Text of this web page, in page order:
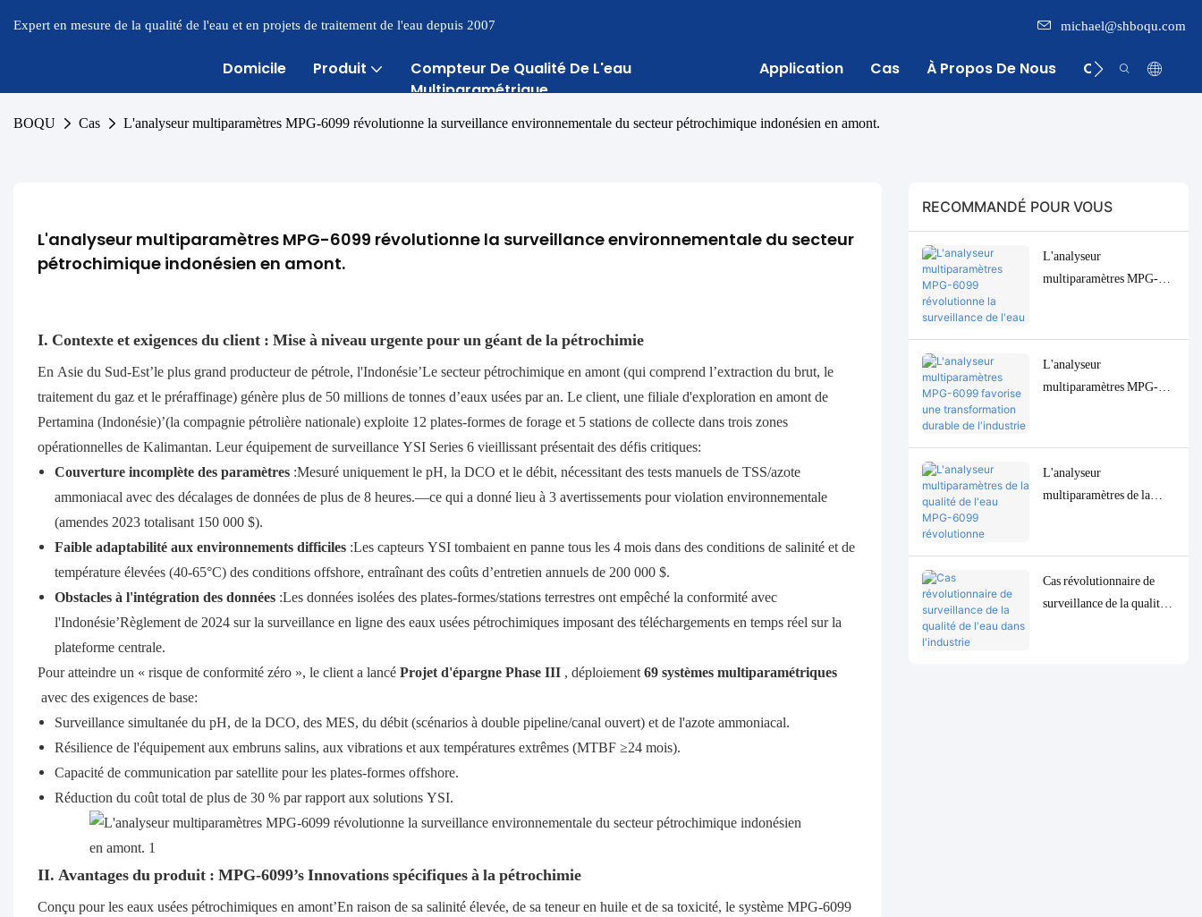
Expert en mesure de la qualité de l'eau et en projets de traitement de l'eau depuis 2007 michael@shboqu.com
Domicile Produit
Compteur De Qualité De L'eau
Multiparamétrique
Application Cas À Propos De Nous Centre
BOQU Cas L'analyseur multiparamètres MPG-6099 révolutionne la surveillance environnementale du secteur pétrochimique indonésien en amont.
L'analyseur multiparamètres MPG-6099 révolutionne la surveillance environnementale du secteur
pétrochimique indonésien en amont.
I. Contexte et exigences du client : Mise à niveau urgente pour un géant de la pétrochimie
En Asie du Sud-Est’le plus grand producteur de pétrole, l'Indonésie’Le secteur pétrochimique en amont (qui comprend l’extraction du brut, le
traitement du gaz et le préraffinage) génère plus de 50 millions de tonnes d’eaux usées par an. Le client, une filiale d'exploration en amont de
Pertamina (Indonésie)’(la compagnie pétrolière nationale) exploite 12 plates-formes de forage et 5 stations de collecte dans trois zones
opérationnelles de Kalimantan. Leur équipement de surveillance YSI Series 6 vieillissant présentait des défis critiques:
Couverture incomplète des paramètres :Mesuré uniquement le pH, la DCO et le débit, nécessitant des tests manuels de TSS/azote
ammoniacal avec des décalages de données de plus de 8 heures.—ce qui a donné lieu à 3 avertissements pour violation environnementale
(amendes 2023 totalisant 150 000 $).
Faible adaptabilité aux environnements difficiles :Les capteurs YSI tombaient en panne tous les 4 mois dans des conditions de salinité et de
température élevées (40-65°C) des conditions offshore, entraînant des coûts d’entretien annuels de 200 000 $.
Obstacles à l'intégration des données :Les données isolées des plates-formes/stations terrestres ont empêché la conformité avec
l'Indonésie’Règlement de 2024 sur la surveillance en ligne des eaux usées pétrochimiques imposant des téléchargements en temps réel sur la
plateforme centrale.
Pour atteindre un « risque de conformité zéro », le client a lancé Projet d'épargne Phase III , déploiement69 systèmes multiparamétriques
avec des exigences de base:
Surveillance simultanée du pH, de la DCO, des MES, du débit (scénarios à double pipeline/canal ouvert) et de l'azote ammoniacal.
Résilience de l'équipement aux embruns salins, aux vibrations et aux températures extrêmes (MTBF ≥24 mois).
Capacité de communication par satellite pour les plates-formes offshore.
Réduction du coût total de plus de 30 % par rapport aux solutions YSI.
II. Avantages du produit : MPG-6099’s Innovations spécifiques à la pétrochimie
Conçu pour les eaux usées pétrochimiques en amont’En raison de sa salinité élevée, de sa teneur en huile et de sa toxicité, le système MPG-6099
RECOMMANDÉ POUR VOUS
L'analyseur
multiparamètres MPG-
l'industrie indonésienne de
l'huile de palme.
L'analyseur
multiparamètres MPG-
l'industrie de la pâte à
papier en Indonésie
L'analyseur
multiparamètres de la
l'industrie pétrolière et
gazière indonésienne
Cas révolutionnaire de
surveillance de la qualité